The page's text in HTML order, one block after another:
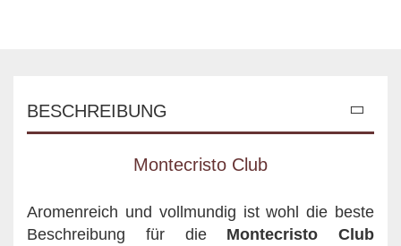
BESCHREIBUNG
Montecristo Club
Aromenreich und vollmundig ist wohl die beste
Beschreibung für die Montecristo Club